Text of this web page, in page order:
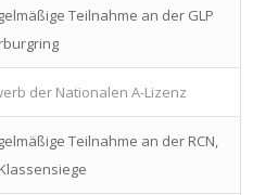
Teilnahme an der GLP
der Nationalen A-Lizenz
Teilnahme an der RCN,